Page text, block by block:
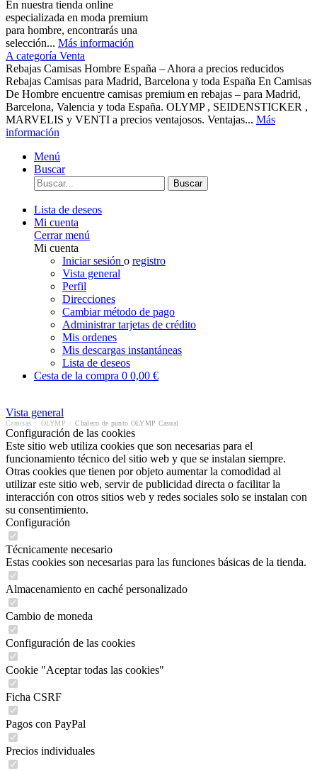
En nuestra tienda online
especializada en moda premium
para hombre, encontrarás una
selección... Más información
A categoría Venta
Rebajas Camisas Hombre España – Ahora a precios reducidos
Rebajas Camisas para Madrid, Barcelona y toda España En Camisas
De Hombre encuentre camisas premium en rebajas – para Madrid,
Barcelona, Valencia y toda España. OLYMP , SEIDENSTICKER ,
MARVELIS y VENTI a precios ventajosos. Ventajas... Más
información
Menú
Buscar
Buscar
Lista de deseos
Mi cuenta
Cerrar menú
Mi cuenta
Iniciar sesión o registro
Vista general
Perfil
Direcciones
Cambiar método de pago
Administrar tarjetas de crédito
Mis ordenes
Mis descargas instantáneas
Lista de deseos
Cesta de la compra 0 0,00 €
Vista general
Camisas OLYMP Chaleco de punto OLYMP Casual
Configuración de las cookies
Este sitio web utiliza cookies que son necesarias para el
funcionamiento técnico del sitio web y que se instalan siempre.
Otras cookies que tienen por objeto aumentar la comodidad al
utilizar este sitio web, servir de publicidad directa o facilitar la
interacción con otros sitios web y redes sociales solo se instalan con
su consentimiento.
Configuración
Técnicamente necesario
Estas cookies son necesarias para las funciones básicas de la tienda.
Almacenamiento en caché personalizado
Cambio de moneda
Configuración de las cookies
Cookie "Aceptar todas las cookies"
Ficha CSRF
Pagos con PayPal
Precios individuales